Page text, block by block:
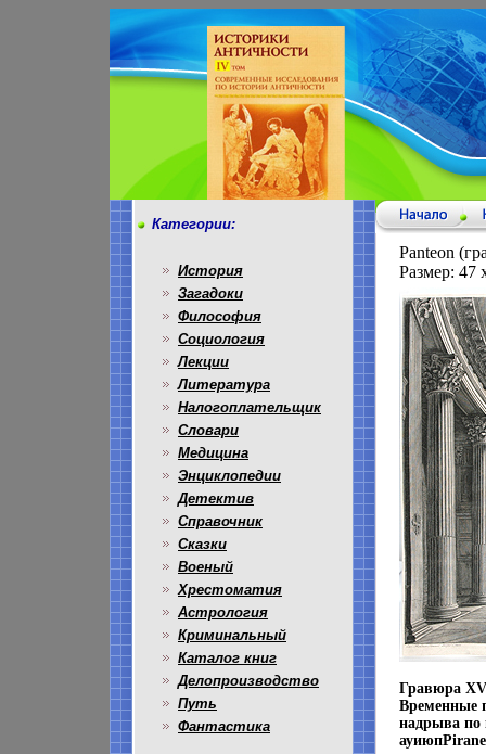
Категории:
История
Загадоки
Философия
Социология
Лекции
Литература
Налогоплательщик
Словари
Медицина
Энциклопедии
Детектив
Справочник
Сказки
Военый
Хрестоматия
Астрология
Криминальный
Каталог книг
Делопроизводство
Путь
Фантастика
Panteon
Размер: 47
Гравюра
Временные
надрыва по